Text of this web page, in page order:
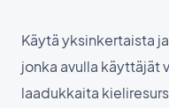
Käytä yksinkertaista
jonka avulla käyttäjät
laadukkaita